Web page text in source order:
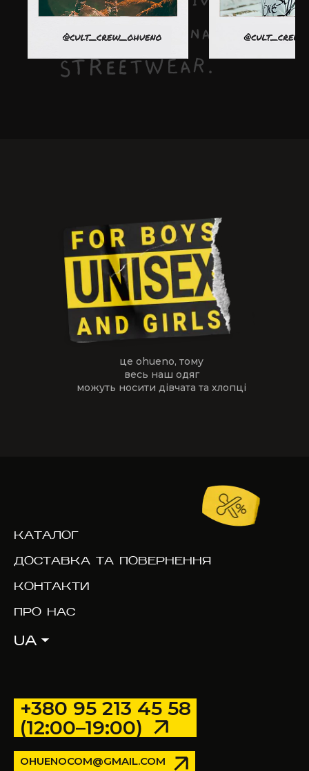
це ohueno, тому
весь наш одяг
можуть носити дівчата та хлопці
КАТАЛОГ
ДОСТАВКА ТА ПОВЕРНЕННЯ
КОНТАКТИ
ПРО НАС
UA
+380 95 213 45 58
(12:00–19:00)
OHUENOCOM@GMAIL.COM